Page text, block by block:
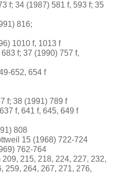
f; 34 (1987) 581 f, 593 f; 35
816;
1010 f, 1013 f
f; 37 (1990) 757 f,
652, 654 f
f; 38 (1991) 789 f
f, 641 f, 645, 649 f
808
15 (1968) 722-724
762-764
215, 218, 224, 227, 232,
259, 264, 267, 271, 276,